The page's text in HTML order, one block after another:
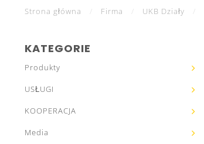
Strona główna Firma UKB Działy
KATEGORIE
Produkty
USŁUGI
KOOPERACJA
Media